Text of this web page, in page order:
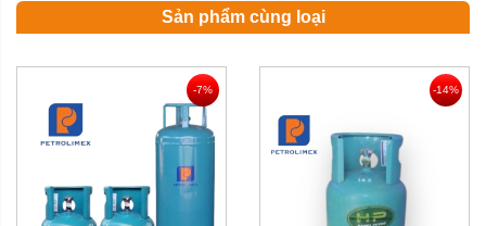
Bình gas Petrolimex 12kg van ngang
Sản phẩm cùng loại
-7% -14%